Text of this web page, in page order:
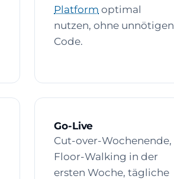
Platform optimal
nutzen, ohne unnötigen
Code.
Go-Live
Cut-over-Wochenende,
Floor-Walking in der
ersten Woche, tägliche